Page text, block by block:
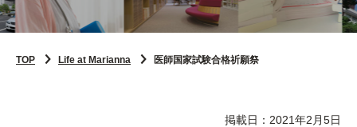
TOP Life at Marianna 医師国家試験合格祈願祭
掲載日：2021年2月5日